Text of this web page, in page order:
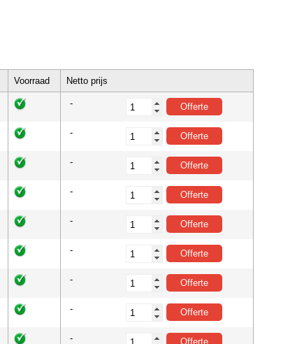
Voorraad Netto prijs
-
-
-
-
-
-
-
-
-